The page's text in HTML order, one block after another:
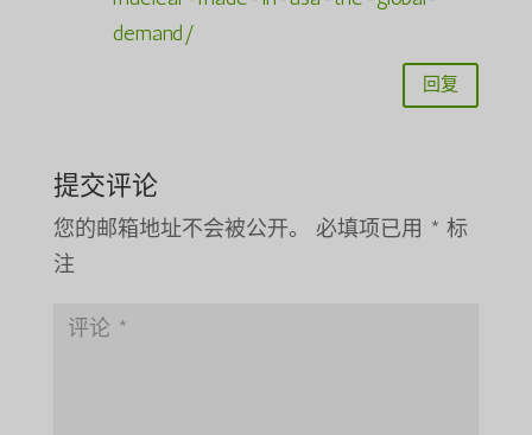
demand/
回复
提交评论
您的邮箱地址不会被公开。 必填项已用 * 标
注